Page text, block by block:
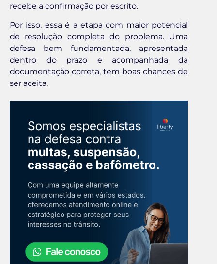
recebe a confirmação por escrito.
Por isso, essa é a etapa com maior potencial
de resolução completa do problema. Uma
defesa bem fundamentada, apresentada
dentro do prazo e acompanhada da
documentação correta, tem boas chances de
ser aceita.